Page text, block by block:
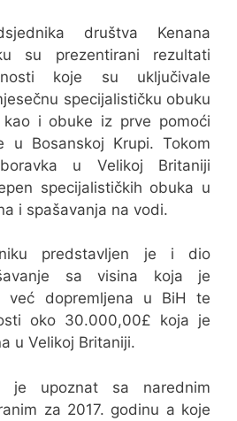
društva Kenana
su prezentirani rezultati
koje su uključivale
specijalističku obuku
i obuke iz prve pomoći
u Bosanskoj Krupi. Tokom
u Velikoj Britaniji
specijalističkih obuka u
i spašavanja na vodi.
predstavljen je i dio
sa visina koja je
već dopremljena u BiH te
oko 30.000,00£ koja je
u Velikoj Britaniji.
je upoznat sa narednim
za 2017. godinu a koje